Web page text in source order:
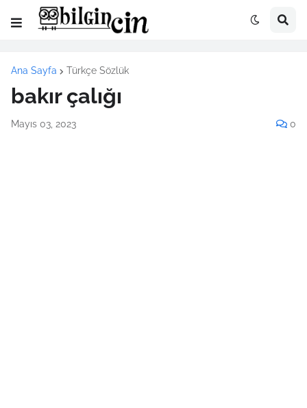
Ana Sayfa Türkçe Sözlük
bakır çalığı
Mayıs 03, 2023 0